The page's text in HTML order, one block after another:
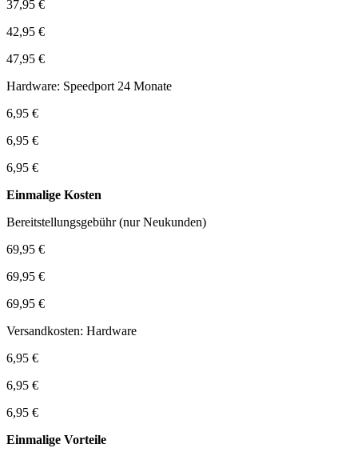
37,95 €
42,95 €
47,95 €
Hardware: Speedport 24 Monate
6,95 €
6,95 €
6,95 €
Einmalige Kosten
Bereitstellungsgebühr (nur Neukunden)
69,95 €
69,95 €
69,95 €
Versandkosten: Hardware
6,95 €
6,95 €
6,95 €
Einmalige Vorteile